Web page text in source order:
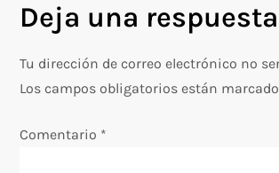
a
c
Deja una respuesta
Tu dirección de correo electrónico no
Los campos obligatorios están
Comentario *